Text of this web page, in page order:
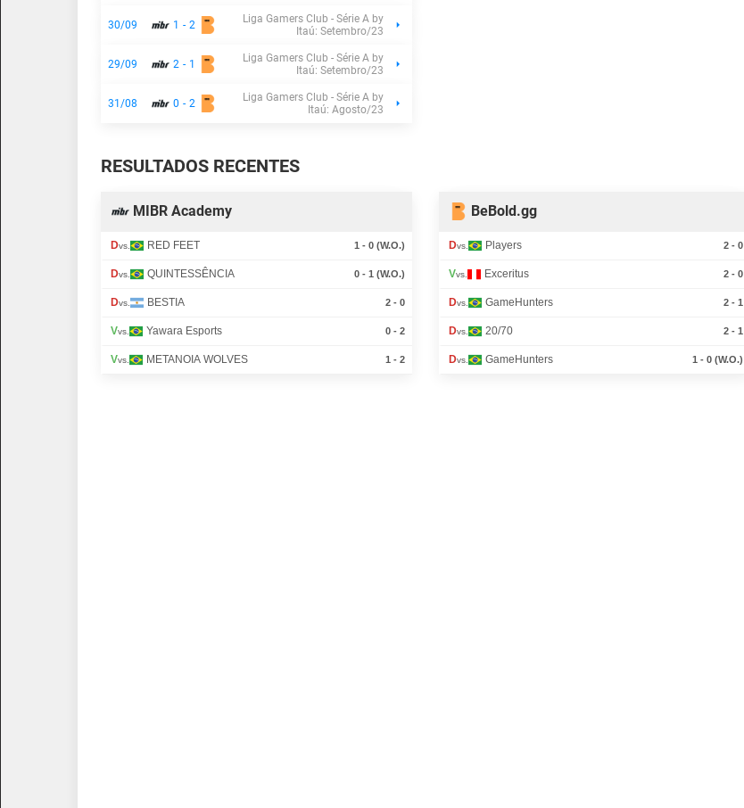
30/09 1 - 2
Liga Gamers Club - Série A by
Itaú: Setembro/23
29/09 2 - 1
Liga Gamers Club - Série A by
Itaú: Setembro/23
31/08 0 - 2
Liga Gamers Club - Série A by
Itaú: Agosto/23
RESULTADOS RECENTES
MIBR Academy
Dvs. RED FEET 1 - 0 (W.O.)
Dvs. QUINTESSÊNCIA 0 - 1 (W.O.)
Dvs. BESTIA 2 - 0
Vvs. Yawara Esports 0 - 2
Vvs. METANOIA WOLVES 1 - 2
BeBold.gg
Dvs. Players 2 - 0
Vvs. Exceritus 2 - 0
Dvs. GameHunters 2 - 1
Dvs. 20/70 2 - 1
Dvs. GameHunters 1 - 0 (W.O.)